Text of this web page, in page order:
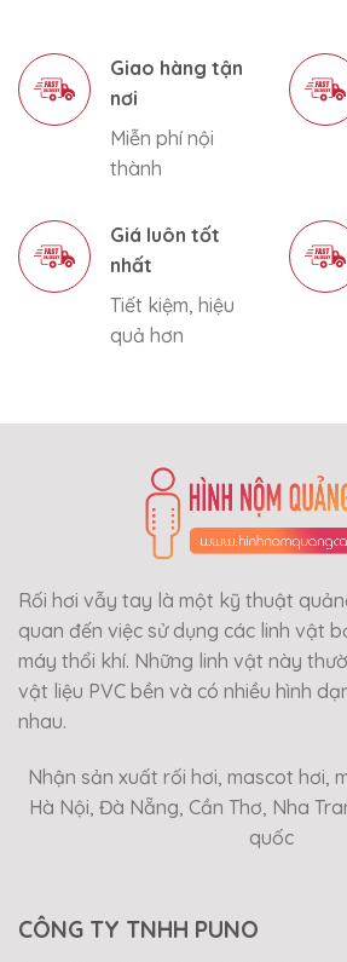
Giao hàng tận
nơi
Miễn phí nội
thành
Giá luôn tốt
nhất
Tiết kiệm, hiệu
quả hơn
Rối hơi vẫy tay là một kỹ thuật
quan đến việc sử dụng các linh vật
máy thổi khí. Những linh vật này
vật liệu PVC bền và có nhiều hình
nhau.
Nhận sản xuất rối hơi, mascot hơi,
Hà Nội, Đà Nẵng, Cần Thơ, Nha
quốc
CÔNG TY TNHH PUNO